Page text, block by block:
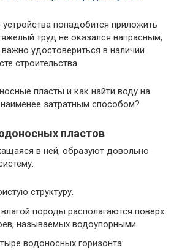
понадобится приложить
труд не оказался напрасным,
удостовериться в наличии
строительства.
пласты и как найти воду на
затратным способом?
пластов
в ней, образуют довольно
структуру.
породы располагаются поверх
называемых водоупорными.
водоносных горизонта: